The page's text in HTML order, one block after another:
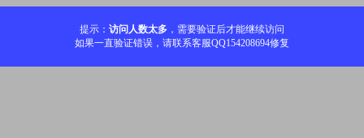
提示： 访问人数太多 ，需要验证后才能继续访问
如果一直验证错误，请联系客服QQ154208694修复